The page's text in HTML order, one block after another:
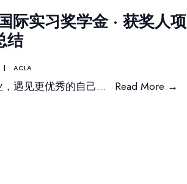
际实习奖学金 · 获奖人项
结
| ACLA
遇见更优秀的自己... Read More →